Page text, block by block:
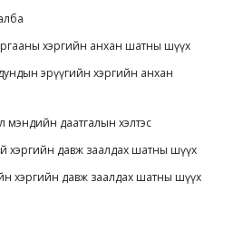
хэргийн анхан шатны шүүх
эрүүгийн хэргийн анхан
мэндийн даатгалын хэлтэс
хэргийн давж заалдах шатны шүүх
хэргийн давж заалдах шатны шүүх